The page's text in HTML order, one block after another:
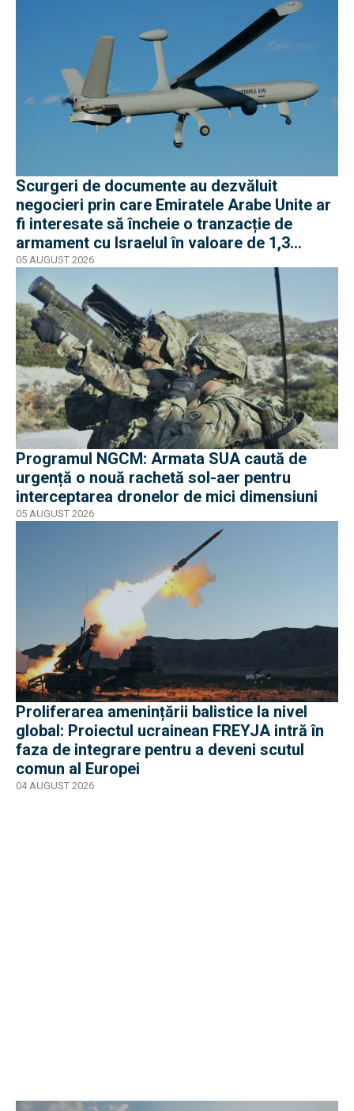
Scurgeri de documente au dezvăluit
negocieri prin care Emiratele Arabe Unite ar
fi interesate să încheie o tranzacție de
armament cu Israelul în valoare de 1,3
miliarde de dolari
05 AUGUST 2026
Programul NGCM: Armata SUA caută de
urgență o nouă rachetă sol-aer pentru
interceptarea dronelor de mici dimensiuni
05 AUGUST 2026
Proliferarea amenințării balistice la nivel
global: Proiectul ucrainean FREYJA intră în
faza de integrare pentru a deveni scutul
comun al Europei
04 AUGUST 2026